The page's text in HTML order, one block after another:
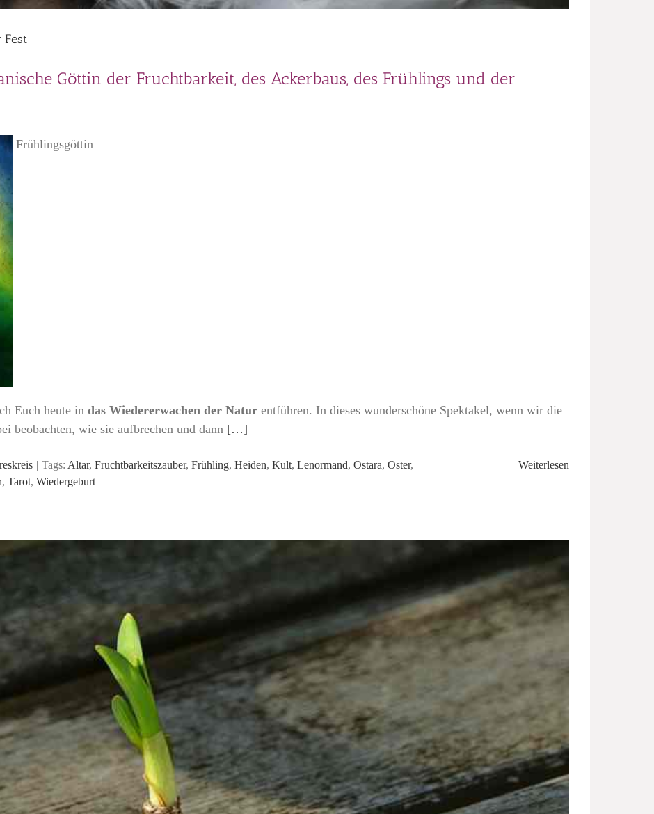
Fest
Göttin der Fruchtbarkeit, des Ackerbaus, des Frühlings und der
Frühlingsgöttin
Euch heute in das Wiedererwachen der Natur entführen. In dieses wunderschöne Spektakel, wenn wir die
beobachten, wie sie aufbrechen und dann […]
| Tags: Altar, Fruchtbarkeitszauber, Frühling, Heiden, Kult, Lenormand, Ostara, Oster,
, Tarot, Wiedergeburt
Weiterlesen